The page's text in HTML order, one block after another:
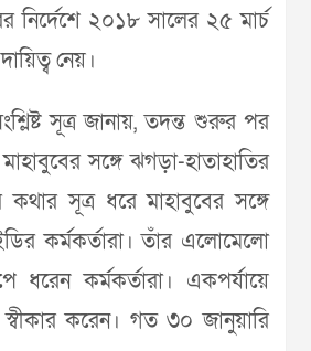
নির্দেশে ২০১৮ সালের ২৫ মার্চ
নেয়।
সূত্র জানায়, তদন্ত শুরুর পর
সঙ্গে ঝগড়া-হাতাহাতির
সূত্র ধরে মাহাবুবের সঙ্গে
কর্মকর্তারা। তাঁর এলোমেলো
কর্মকর্তারা। একপর্যায়ে
করেন। গত ৩০ জানুয়ারি